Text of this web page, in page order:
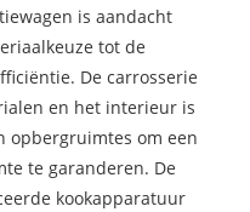
is aandacht
tot de
De carrosserie
en het interieur is
opbergruimtes om een
te garanderen. De
kookapparatuur